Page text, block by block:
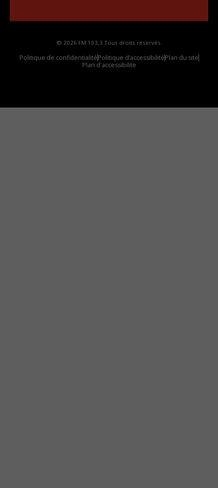
© 2026 FM 103,3 Tous droits réservés.
Politique de confidentialitéPolitique d’accessibilitéPlan du site
Plan d'accessibilite